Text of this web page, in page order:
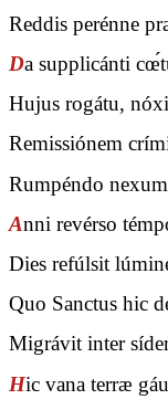
Reddis perénne
Da supplicánti
Hujus rogátu,
Remissiónem
Rumpéndo
Anni revérso
Dies refúlsit
Quo Sanctus hic
Migrávit inter
Hic vana terræ